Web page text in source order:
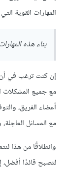
المهارات القوية
بناء هذه
إن كنت ترغب في أن
مع جميع المشكلات
أعضاء الفريق،
مع المسائل
وانطلاقًا من هذا
لتصبح قائدًا